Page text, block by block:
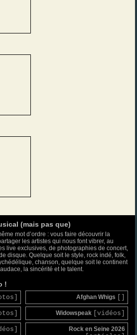
(mais pas que)
mot d’ordre : vous faire découvrir la
les artistes qui nous font vibrer, au
live exclusives, de photographies de concert,
disque. Quelque soit le style, rock indé, folk,
chanson, quelque soit le continent
la sincérité et le talent.
!
Afghan Whigs
Widowspeak [vidéos]
Rock en Seine 2026